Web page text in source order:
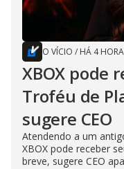
O VÍCIO / HÁ 4
XBOX pode
Troféu de
sugere CEO
Atendendo a um
XBOX pode receber
breve, sugere CEO